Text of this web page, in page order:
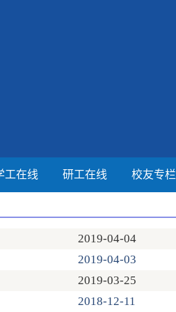
工在线 研工在线 校友专栏
2019-04-04
2019-04-03
2019-03-25
2018-12-11